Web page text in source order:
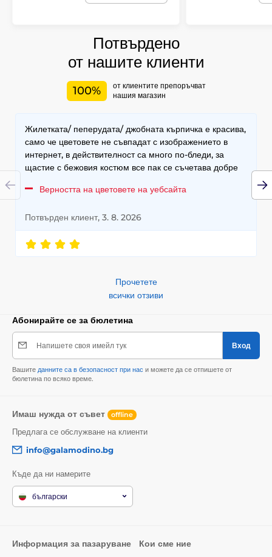
Потвърдено
от нашите клиенти
100%
от клиентите препоръчват
нашия магазин
Жилетката/ пеперудата/ джобната кърпичка е красива,
само че цветовете не съвпадат с изображението в
интернет, в действителност са много по-бледи, за
щастие с бежовия костюм все пак се съчетава добре
Верността на цветовете на уебсайта
Потвърден клиент, 3. 8. 2026
Прочетете
всички отзиви
Абонирайте се за бюлетина
Напишете своя имейл тук Вход
Вашите данните са в безопасност при нас и можете да се отпишете от
бюлетина по всяко време.
Имаш нужда от съвет offline
Предлага се обслужване на клиенти
info@galamodino.bg
Къде да ни намерите
български
Информация за пазаруване Кои сме ние